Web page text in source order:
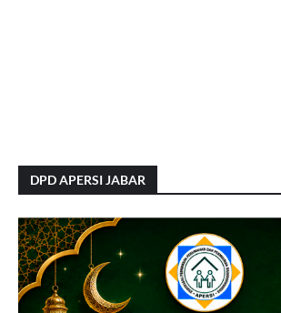
DPD APERSI JABAR